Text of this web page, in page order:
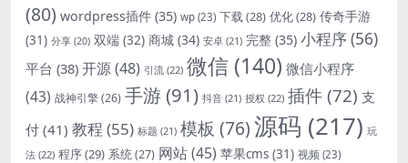
(80) wordpress插件 (35) wp (23) 下载(28) 优化(28) 传奇手游
(31) 分享 (20) 双端 (32) 商城 (34) 安卓 (21) 完整 (35) 小程序(56)
平台 (38) 开源(48) 引流 (22) 微信 (140) 微信小程序
(43) 战神引擎(26) 手游(91) 抖音 (21) 授权 (22) 插件 (72) 支
付 (41) 教程 (55) 标题 (21) 模板 (76)源码 (217) 玩
法 (22) 程序(29) 系统(27) 网站(45) 苹果cms (31) 视频 (23)